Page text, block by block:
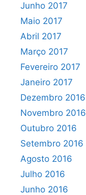
Junho 2017
Maio 2017
Abril 2017
Março 2017
Fevereiro 2017
Janeiro 2017
Dezembro 2016
Novembro 2016
Outubro 2016
Setembro 2016
Agosto 2016
Julho 2016
Junho 2016